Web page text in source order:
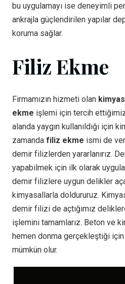
bu uygulamayı ise deneyimli
ankrajla güçlendirilen yapılar
koruma sağlar.
Filiz Ekme
Firmamızın hizmeti olan
ekme işlemi için tercih
alanda yaygın kullanıldığı için
zamanda filiz ekme ismi de
demir filizlerden yararlanırız.
yapabilmek için ilk olarak
demir filizlere uygun delikler
kimyasallarla doldururuz.
demir filizi de açtığımız
işlemini tamamlarız. Beton ve
hemen donma gerçekleştiği için
mümkün olur.